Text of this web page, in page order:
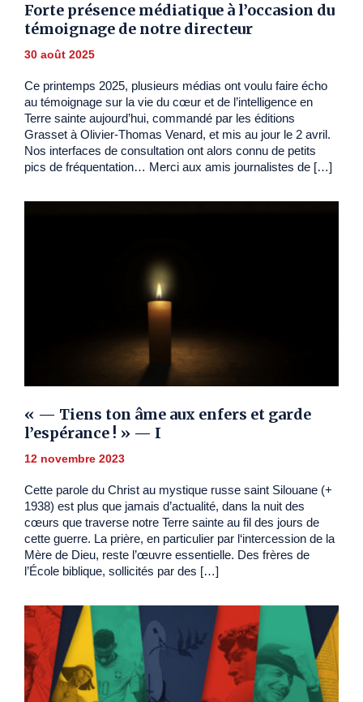
Forte présence médiatique à l’occasion du
témoignage de notre directeur
30 août 2025
Ce printemps 2025, plusieurs médias ont voulu faire écho
au témoignage sur la vie du cœur et de l’intelligence en
Terre sainte aujourd’hui, commandé par les éditions
Grasset à Olivier-Thomas Venard, et mis au jour le 2 avril.
Nos interfaces de consultation ont alors connu de petits
pics de fréquentation… Merci aux amis journalistes de […]
« — Tiens ton âme aux enfers et garde
l’espérance ! » — I
12 novembre 2023
Cette parole du Christ au mystique russe saint Silouane (+
1938) est plus que jamais d’actualité, dans la nuit des
cœurs que traverse notre Terre sainte au fil des jours de
cette guerre. La prière, en particulier par l‘intercession de la
Mère de Dieu, reste l’œuvre essentielle. Des frères de
l’École biblique, sollicités par des […]